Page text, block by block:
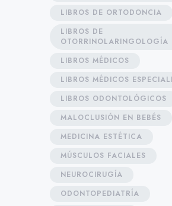
LIBROS DE ORTODONCIA
LIBROS DE
OTORRINOLARINGOLOGÍA
LIBROS MÉDICOS
LIBROS MÉDICOS
LIBROS ODONTOLÓGICOS
MALOCLUSIÓN EN BEBÉS
MEDICINA ESTÉTICA
MÚSCULOS FACIALES
NEUROCIRUGÍA
ODONTOPEDIATRÍA